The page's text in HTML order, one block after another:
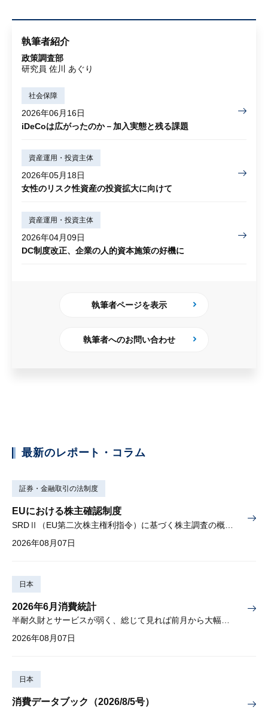
執筆者紹介
政策調査部
研究員 佐川 あぐり
社会保障
2026年06月16日
iDeCoは広がったのか－加入実態と残る課題
資産運用・投資主体
2026年05月18日
女性のリスク性資産の投資拡大に向けて
資産運用・投資主体
2026年04月09日
DC制度改正、企業の人的資本施策の好機に
執筆者ページを表示
執筆者へのお問い合わせ
最新のレポート・コラム
証券・金融取引の法制度
EUにおける株主確認制度
2026年08月07日
日本
2026年6月消費統計
半耐久財とサービスが弱く、総じて見れば前月から大幅に減少
2026年08月07日
日本
消費データブック（2026/8/5号）